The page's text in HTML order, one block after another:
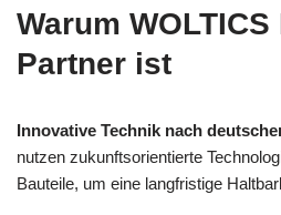
Warum
Partner ist
Innovative Technik nach
nutzen zukunftsorientierte
Bauteile, um eine langfristige